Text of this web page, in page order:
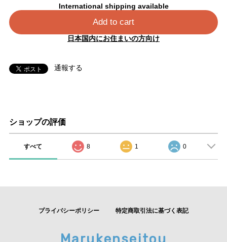
International shipping available
Add to cart
日本国内にお住まいの方向け
通報する
ショップの評価
すべて 8 1 0
プライバシーポリシー 特定商取引法に基づく表記